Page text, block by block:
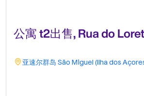
公寓 t2出售, Rua do
亚速尔群岛 São Miguel (Ilha dos